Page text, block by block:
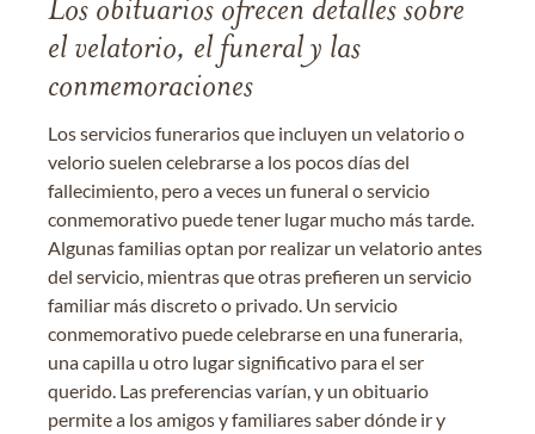
Los obituarios ofrecen detalles sobre
el velatorio, el funeral y las
conmemoraciones
Los servicios funerarios que incluyen un velatorio o
velorio suelen celebrarse a los pocos días del
fallecimiento, pero a veces un funeral o servicio
conmemorativo puede tener lugar mucho más tarde.
Algunas familias optan por realizar un velatorio antes
del servicio, mientras que otras prefieren un servicio
familiar más discreto o privado. Un servicio
conmemorativo puede celebrarse en una funeraria,
una capilla u otro lugar significativo para el ser
querido. Las preferencias varían, y un obituario
permite a los amigos y familiares saber dónde ir y